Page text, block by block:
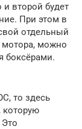
второй будет
При этом в
отдельный
мотора, можно
боксёрами.
то здесь
которую